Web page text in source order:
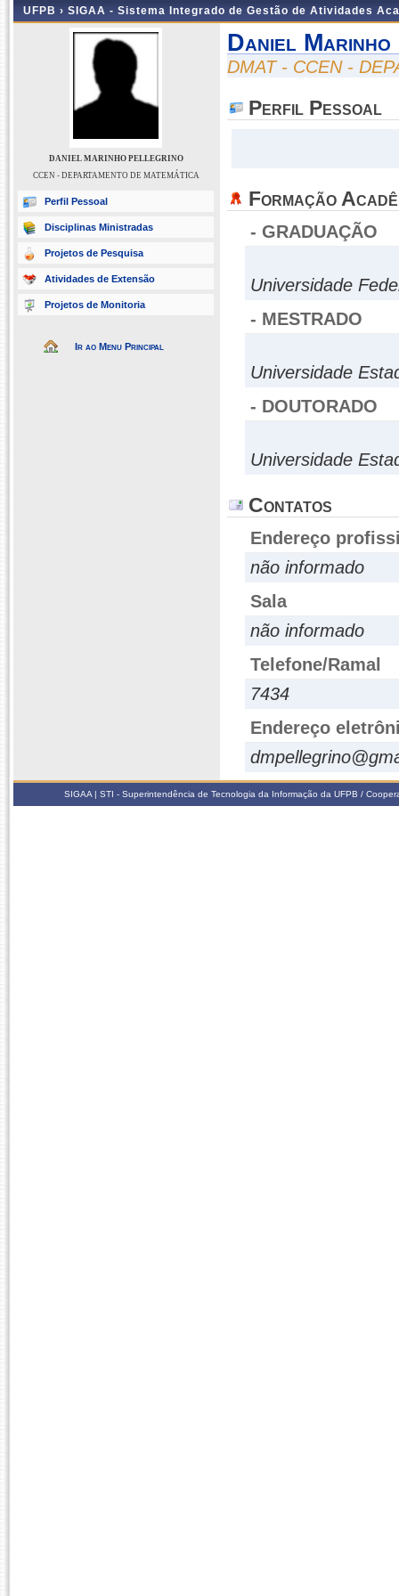
UFPB › SIGAA - Sistema Integrado de Gestão de Atividades
DANIEL MARINHO PELLEGRINO
CCEN - DEPARTAMENTO DE MATEMÁTICA
Perfil Pessoal
Disciplinas Ministradas
Projetos de Pesquisa
Atividades de Extensão
Projetos de Monitoria
Ir ao Menu Principal
Daniel
DMAT - CCEN -
Perfil Pessoal
Formação
- GRADUAÇÃO
Universidade
- MESTRADO
Universidade
- DOUTORADO
Universidade
Contatos
Endereço
não informado
Sala
não informado
Telefone/Ramal
7434
Endereço
SIGAA | STI - Superintendência de Tecnologia da Informação da UFPB /